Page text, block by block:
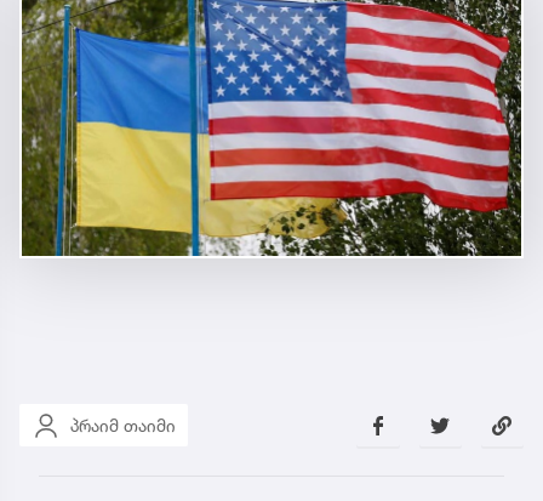
პრაიმ თაიმი